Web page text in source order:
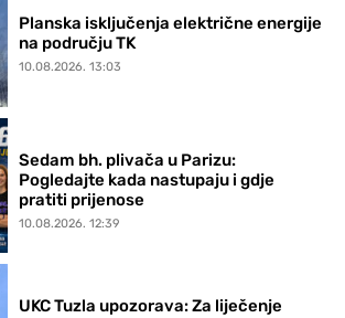
Planska isključenja električne energije
na području TK
10.08.2026. 13:03
Sedam bh. plivača u Parizu:
Pogledajte kada nastupaju i gdje
pratiti prijenose
10.08.2026. 12:39
UKC Tuzla upozorava: Za liječenje